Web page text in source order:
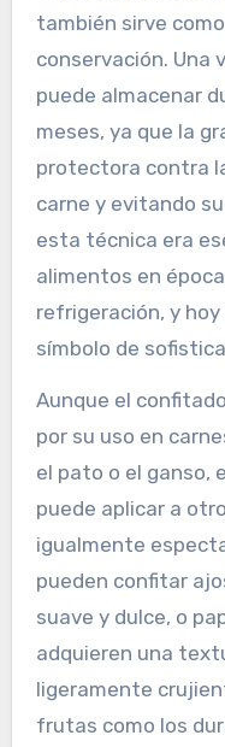
también sirve
conservación. Una
puede almacenar
meses, ya que la
protectora contra
carne y evitando
esta técnica era
alimentos en
refrigeración, y
símbolo de
Aunque el
por su uso en
el pato o el ganso,
puede aplicar a
igualmente
pueden confitar
suave y dulce, o
adquieren una
ligeramente
frutas como los